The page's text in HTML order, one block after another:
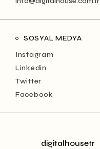
SOSYAL MEDYA
Instagram
Linkedin
Twitter
Facebook
digitalhousetr